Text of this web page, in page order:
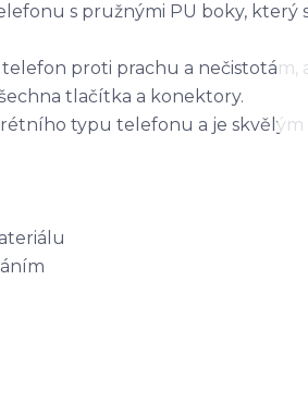
s pružnými PU boky, který
proti prachu a nečistotám,
tlačítka a konektory.
typu telefonu a je